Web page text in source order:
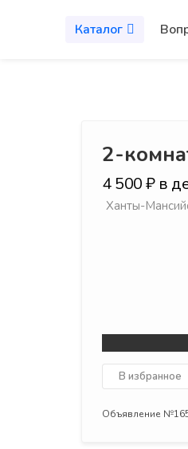
Каталог
2-
4 500 ₽ в
Ханты-
В избранное
Объявление